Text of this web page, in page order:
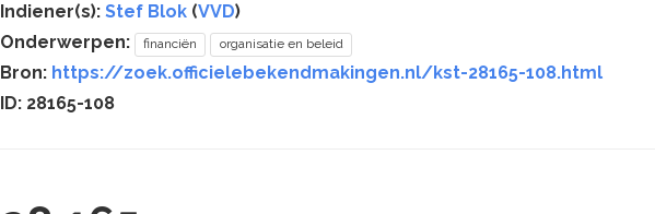
Indiener(s): Stef Blok (VVD)
Onderwerpen:
financiën organisatie en beleid
Bron: https://zoek.officielebekendmakingen.nl/kst-28165-108.html
ID: 28165-108